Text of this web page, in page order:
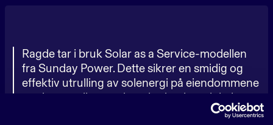
Ragde tar i bruk Solar as a Service-modellen
fra Sunday Power. Dette sikrer en smidig og
effektiv utrulling av solenergi på eiendommene
med strøm til en god markedspris og lokaler